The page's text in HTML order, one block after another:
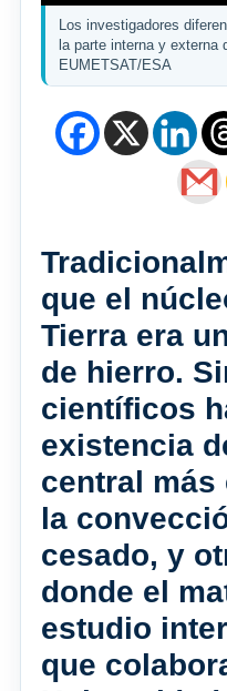
Los investigadores
la parte interna y externa
EUMETSAT/ESA
que el
Tierra era
de hierro.
científicos
existencia
central más
la
cesado, y
donde el
estudio
que